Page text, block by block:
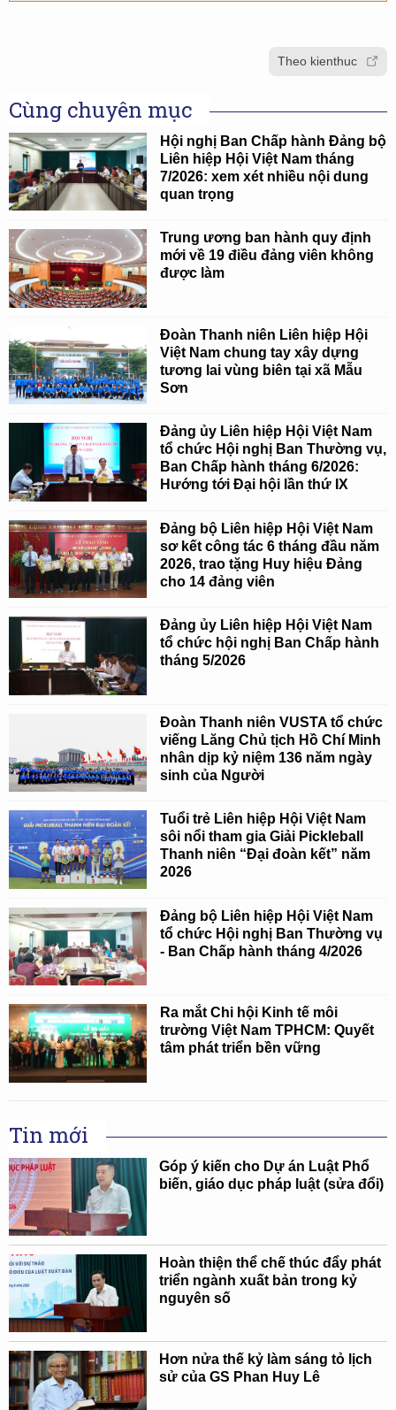
Theo kienthuc
Cùng chuyên mục
Hội nghị Ban Chấp hành Đảng bộ
Liên hiệp Hội Việt Nam tháng
7/2026: xem xét nhiều nội dung
quan trọng
Trung ương ban hành quy định
mới về 19 điều đảng viên không
được làm
Đoàn Thanh niên Liên hiệp Hội
Việt Nam chung tay xây dựng
tương lai vùng biên tại xã Mẫu
Sơn
Đảng ủy Liên hiệp Hội Việt Nam
tổ chức Hội nghị Ban Thường vụ,
Ban Chấp hành tháng 6/2026:
Hướng tới Đại hội lần thứ IX
Đảng bộ Liên hiệp Hội Việt Nam
sơ kết công tác 6 tháng đầu năm
2026, trao tặng Huy hiệu Đảng
cho 14 đảng viên
Đảng ủy Liên hiệp Hội Việt Nam
tổ chức hội nghị Ban Chấp hành
tháng 5/2026
Đoàn Thanh niên VUSTA tổ chức
viếng Lăng Chủ tịch Hồ Chí Minh
nhân dịp kỷ niệm 136 năm ngày
sinh của Người
Tuổi trẻ Liên hiệp Hội Việt Nam
sôi nổi tham gia Giải Pickleball
Thanh niên “Đại đoàn kết” năm
2026
Đảng bộ Liên hiệp Hội Việt Nam
tổ chức Hội nghị Ban Thường vụ
- Ban Chấp hành tháng 4/2026
Ra mắt Chi hội Kinh tế môi
trường Việt Nam TPHCM: Quyết
tâm phát triển bền vững
Tin mới
Góp ý kiến cho Dự án Luật Phổ
biến, giáo dục pháp luật (sửa đổi)
Hoàn thiện thể chế thúc đẩy phát
triển ngành xuất bản trong kỷ
nguyên số
Hơn nửa thế kỷ làm sáng tỏ lịch
sử của GS Phan Huy Lê